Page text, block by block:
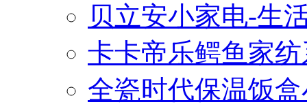
贝立安小家电-生
卡卡帝乐鳄鱼家
全瓷时代保温饭